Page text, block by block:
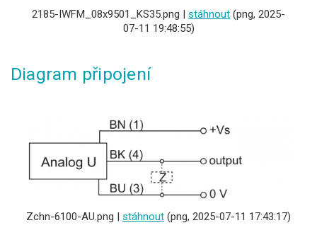
2185-IWFM_08x9501_KS35.png | stáhnout (png, 2025-
07-11 19:48:55)
Diagram připojení
Zchn-6100-AU.png | stáhnout (png, 2025-07-11 17:43:17)